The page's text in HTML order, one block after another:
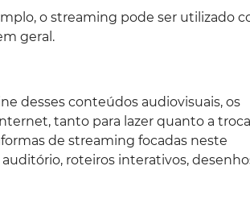
o streaming pode ser utilizado
geral.
desses conteúdos audiovisuais, os
tanto para lazer quanto a
de streaming focadas neste
roteiros interativos,